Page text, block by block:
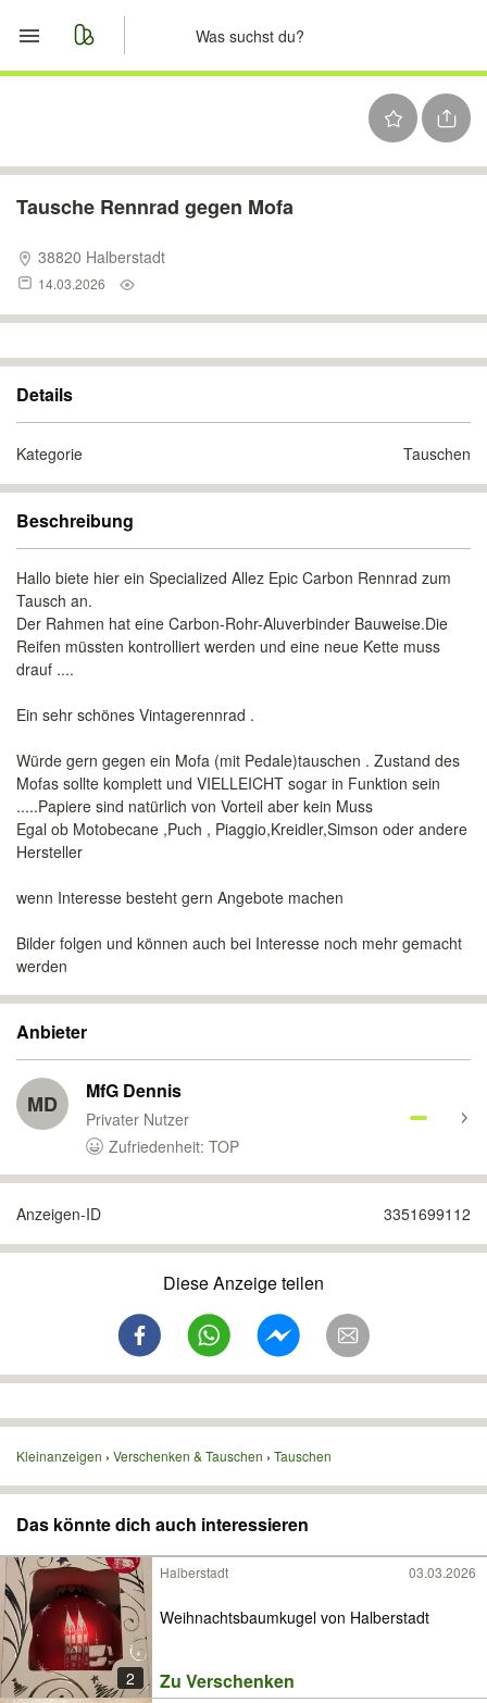
Nachrichten
Anzeige aufgeben
Tausche Rennrad gegen Mofa
38820 Halberstadt
14.03.2026
Details
Kategorie Tauschen
Beschreibung
Hallo biete hier ein Specialized Allez Epic Carbon Rennrad zum
Tausch an.
Der Rahmen hat eine Carbon-Rohr-Aluverbinder Bauweise.Die
Reifen müssten kontrolliert werden und eine neue Kette muss
drauf ....
Ein sehr schönes Vintagerennrad .
Würde gern gegen ein Mofa (mit Pedale)tauschen . Zustand des
Mofas sollte komplett und VIELLEICHT sogar in Funktion sein
.....Papiere sind natürlich von Vorteil aber kein Muss
Egal ob Motobecane ,Puch , Piaggio,Kreidler,Simson oder andere
Hersteller
wenn Interesse besteht gern Angebote machen
Bilder folgen und können auch bei Interesse noch mehr gemacht
werden
Anbieter
MD MfG Dennis
Privater Nutzer
Zufriedenheit: TOP
Anzeigen-ID 3351699112
Diese Anzeige teilen
Kleinanzeigen Verschenken & Tauschen Tauschen
Das könnte dich auch interessieren
2
Halberstadt 03.03.2026
Weihnachtsbaumkugel von Halberstadt
Zu Verschenken